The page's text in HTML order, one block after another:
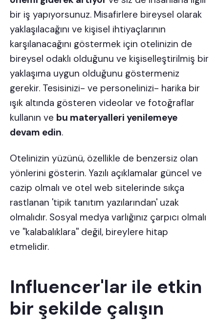
bir iş yapıyorsunuz. Misafirlere bireysel olarak
yaklaşılacağını ve kişisel ihtiyaçlarının
karşılanacağını göstermek için otelinizin de
bireysel odaklı olduğunu ve kişiselleştirilmiş bir
yaklaşıma uygun olduğunu göstermeniz
gerekir. Tesisinizi- ve personelinizi- harika bir
ışık altında gösteren videolar ve fotoğraflar
kullanın ve bu materyalleri yenilemeye
devam edin.
Otelinizin yüzünü, özellikle de benzersiz olan
yönlerini gösterin. Yazılı açıklamalar güncel ve
cazip olmalı ve otel web sitelerinde sıkça
rastlanan 'tipik tanıtım yazılarından' uzak
olmalıdır. Sosyal medya varlığınız çarpıcı olmalı
ve ''kalabalıklara'' değil, bireylere hitap
etmelidir.
Influencer'lar ile etkin
bir şekilde çalışın